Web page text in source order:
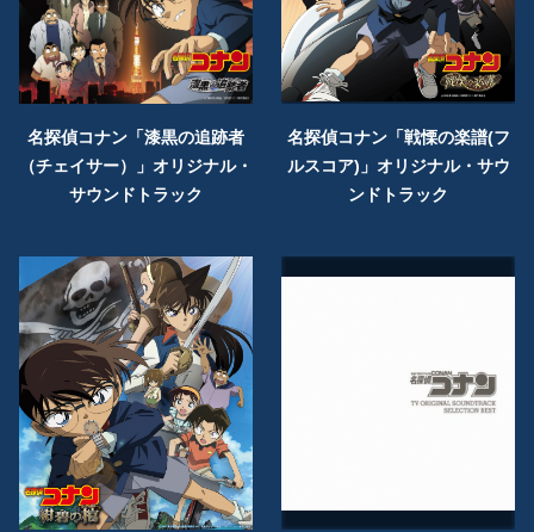
名探偵コナン「漆黒の追跡者
（チェイサー）」オリジナル・
サウンドトラック
名探偵コナン「戦慄の楽譜(フ
ルスコア)」オリジナル・サウ
ンドトラック